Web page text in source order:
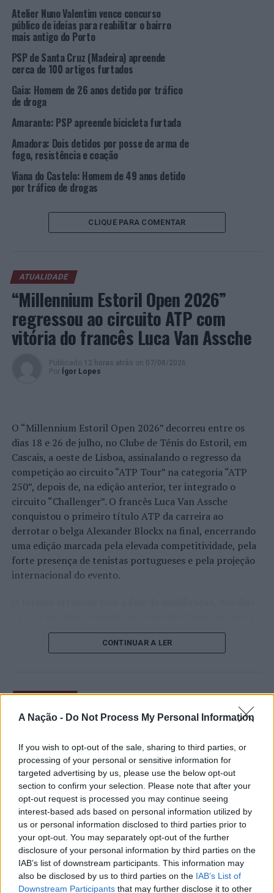
A Nação - Do Not Process My Personal Information
If you wish to opt-out of the sale, sharing to third parties, or
processing of your personal or sensitive information for
targeted advertising by us, please use the below opt-out
section to confirm your selection. Please note that after your
opt-out request is processed you may continue seeing
interest-based ads based on personal information utilized by
us or personal information disclosed to third parties prior to
your opt-out. You may separately opt-out of the further
disclosure of your personal information by third parties on the
IAB’s list of downstream participants. This information may
also be disclosed by us to third parties on the IAB’s List of
Downstream Participants that may further disclose it to other
de 10 e 02 doses individuais, respetivamente.
Os detidos vão ser presentes junto das Autoridades
Foto: PSP.
TÓPICOS RELACIONADOS:
PORTO
PSP
PRÓXIMO
Porto: Detido por suspeita de crime de falsificação de
matrículas
NÃO PERCA
Porto: Detenção por tráfico de drogas no Bairro do
Atelier Nuno Valentim vence concurso
público de ideias para reabilitar o bairro
mais antigo do Porto
PSP de Santa Cruz (Madeira) apreende
cerca de 100 artigos furtados
Gaia: Homem de 26 anos detido por tráfico
de droga
Amarante: PSP apreende bicicleta furtada
Amadora: Dois detidos por posse de arma de
fogo, resistência e coação
Viana do Castelo: Homem de 49 anos detido
por tráfico de drogas
CLIQUE PARA COMENTAR
ATUALIDADE
“Millennium Estoril Open 2026”
regressou ao circuito ATP com
vitória do francês Luca Van Assche
Publicado 12 horas atrás on 07/08/2026
Por
Ígor Lopes
O “Millennium Estoril Open 2026” decorreu entre os
dias 18 e 26 de julho, no Clube de Ténis do Estoril, em
Cascais, a oeste de Lisboa, assinalando o regresso da
competição ao circuito “ATP Tour” na categoria “ATP
250”, depois de, na edição anterior, ter integrado o
circuito “Challenger”. O francês Luca Van Assche
conquistou o primeiro título ATP da carreira ao
derrotar o belga Alexander Blockx na final, encerrando
uma edição marcada pela elevada competitividade, pela
forte presença de tenistas portugueses e pela projeção
internacional do evento.
de um lugar no quadro principal. A cerimónia de
abertura contou com a presença do presidente da
início de uma competição que voltou a colocar o
ténis.
Apesar das desistências de última hora de jogadores
como Casper Ruud (Noruega), Alejandro Davidovich
Fokina (Espanha) e Matteo Arnaldi (Itália), a prova
apresentou um quadro competitivo de elevado nível,
liderado pelo russo Andrey Rublev, primeiro cabeça de
série, pelo italiano Luciano Darderi, pelo chileno
Alejandro Tabilo e pelo belga Alexander Blockx.
Um dos momentos mais aguardados da semana foi
também o regresso do suíço Stan Wawrinka ao Estoril,
integrado na digressão de despedida do antigo vencedor
CONTINUAR A LER
ATUALIDADE
Castelo Branco: “Bienal
Internacional de Artes e Ofícios”
promete afirmar artesanato,
património e inovação como
“motores de desenvolvimento
económico e cultural” do município
português
Publicado 18 horas atrás on
07/08/2026
Por Ígor Lopes